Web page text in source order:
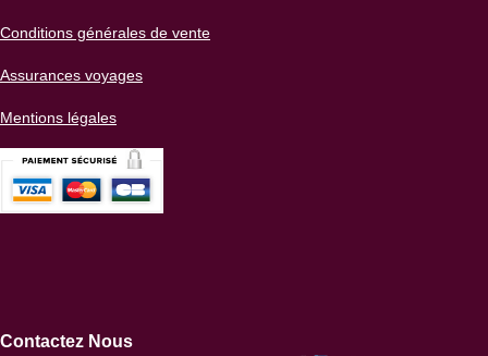
Conditions générales de vente
Assurances voyages
Mentions légales
Contactez Nous